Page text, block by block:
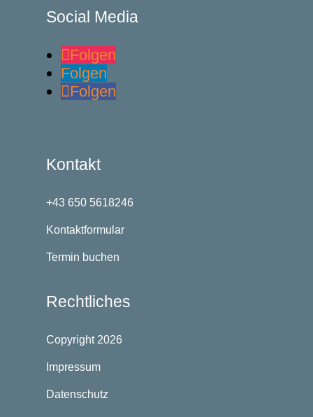
Social Media
Folgen
Folgen
Folgen
Kontakt
+43 650 5618246
Kontaktformular
Termin buchen
Rechtliches
Copyright 2026
Impressum
Datenschutz